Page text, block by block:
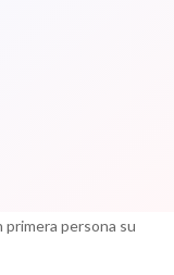
primera persona su